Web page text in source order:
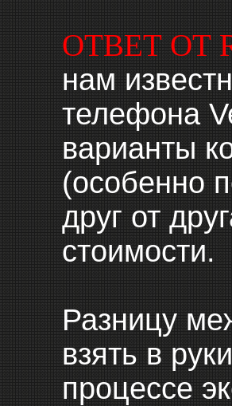
ОТВЕТ ОТ
нам
телефона
варианты
(особенно
друг от
стоимости.
Разницу
взять в
процессе